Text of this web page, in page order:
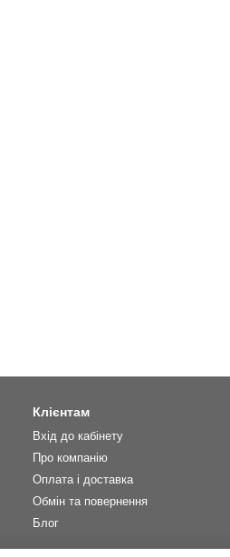
Клієнтам
Вхід до кабінету
Про компанію
Оплата і доставка
Обмін та повернення
Блог